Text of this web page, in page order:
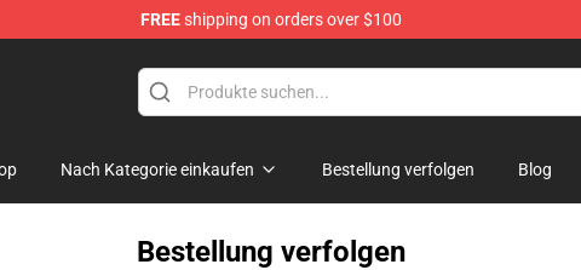
FREEshipping on orders over $100
Nach Kategorie einkaufen Bestellung verfolgen Blog
Bestellung verfolgen